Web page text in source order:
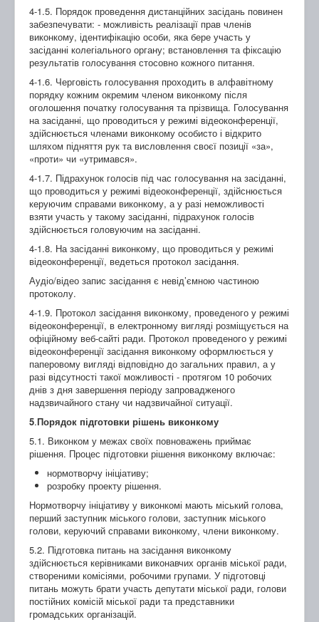
4-1.5. Порядок проведення дистанційних засідань повинен
забезпечувати: - можливість реалізації прав членів
виконкому, ідентифікацію особи, яка бере участь у
засіданні колегіального органу; встановлення та фіксацію
результатів голосування стосовно кожного питання.
4-1.6. Черговість голосування проходить в алфавітному
порядку кожним окремим членом виконкому після
оголошення початку голосування та прізвища. Голосування
на засіданні, що проводиться у режимі відеоконференції,
здійснюється членами виконкому особисто і відкрито
шляхом підняття рук та висловлення своєї позиції «за»,
«проти» чи «утримався».
4-1.7. Підрахунок голосів під час голосування на засіданні,
що проводиться у режимі відеоконференції, здійснюється
керуючим справами виконкому, а у разі неможливості
взяти участь у такому засіданні, підрахунок голосів
здійснюється головуючим на засіданні.
4-1.8. На засіданні виконкому, що проводиться у режимі
відеоконференції, ведеться протокол засідання.
Аудіо/відео запис засідання є невід’ємною частиною
протоколу.
4-1.9. Протокол засідання виконкому, проведеного у режимі
відеоконференції, в електронному вигляді розміщується на
офіційному веб-сайті ради. Протокол проведеного у режимі
відеоконференції засідання виконкому оформлюється у
паперовому вигляді відповідно до загальних правил, а у
разі відсутності такої можливості - протягом 10 робочих
днів з дня завершення періоду запровадженого
надзвичайного стану чи надзвичайної ситуації.
5.Порядок підготовки рішень виконкому
5.1. Виконком у межах своїх повноважень приймає
рішення. Процес підготовки рішення виконкому включає:
нормотворчу ініціативу;
розробку проекту рішення.
Нормотворчу ініціативу у виконкомі мають міський голова,
перший заступник міського голови, заступник міського
голови, керуючий справами виконкому, члени виконкому.
5.2. Підготовка питань на засідання виконкому
здійснюється керівниками виконавчих органів міської ради,
створеними комісіями, робочими групами. У підготовці
питань можуть брати участь депутати міської ради, голови
постійних комісій міської ради та представники
громадських організацій.